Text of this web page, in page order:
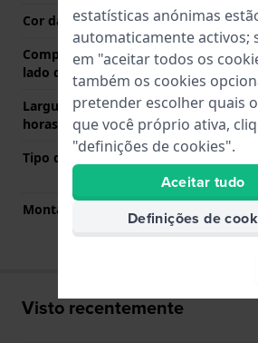
Cor da fivela
Rosa
Comprimento de banda no
lado das 12 horas
75 mm
Largura de banda lado 6
horas (mm)
125 mm
Tipo de montagem
Pinos
de
Montagem Reta
Visto recentemente
estatísticas anónimas
automaticamente activos;
em "aceitar todos os
também os cookies
pretender escolher quais
que você próprio ativa,
"definições de cookies".
Aceitar tudo
Definições de